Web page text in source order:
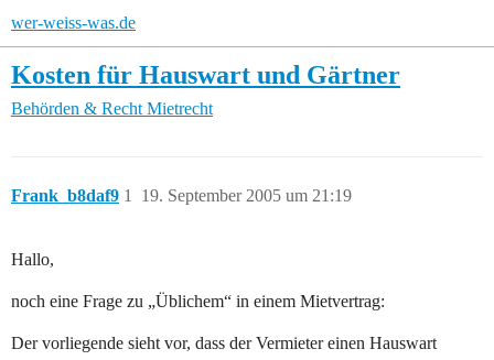
wer-weiss-was.de
Kosten für Hauswart und Gärtner
Behörden & Recht Mietrecht
Frank_b8daf9 19. September 2005 um 21:19
1
Hallo,
noch eine Frage zu „Üblichem“ in einem Mietvertrag:
Der vorliegende sieht vor, dass der Vermieter einen Hauswart